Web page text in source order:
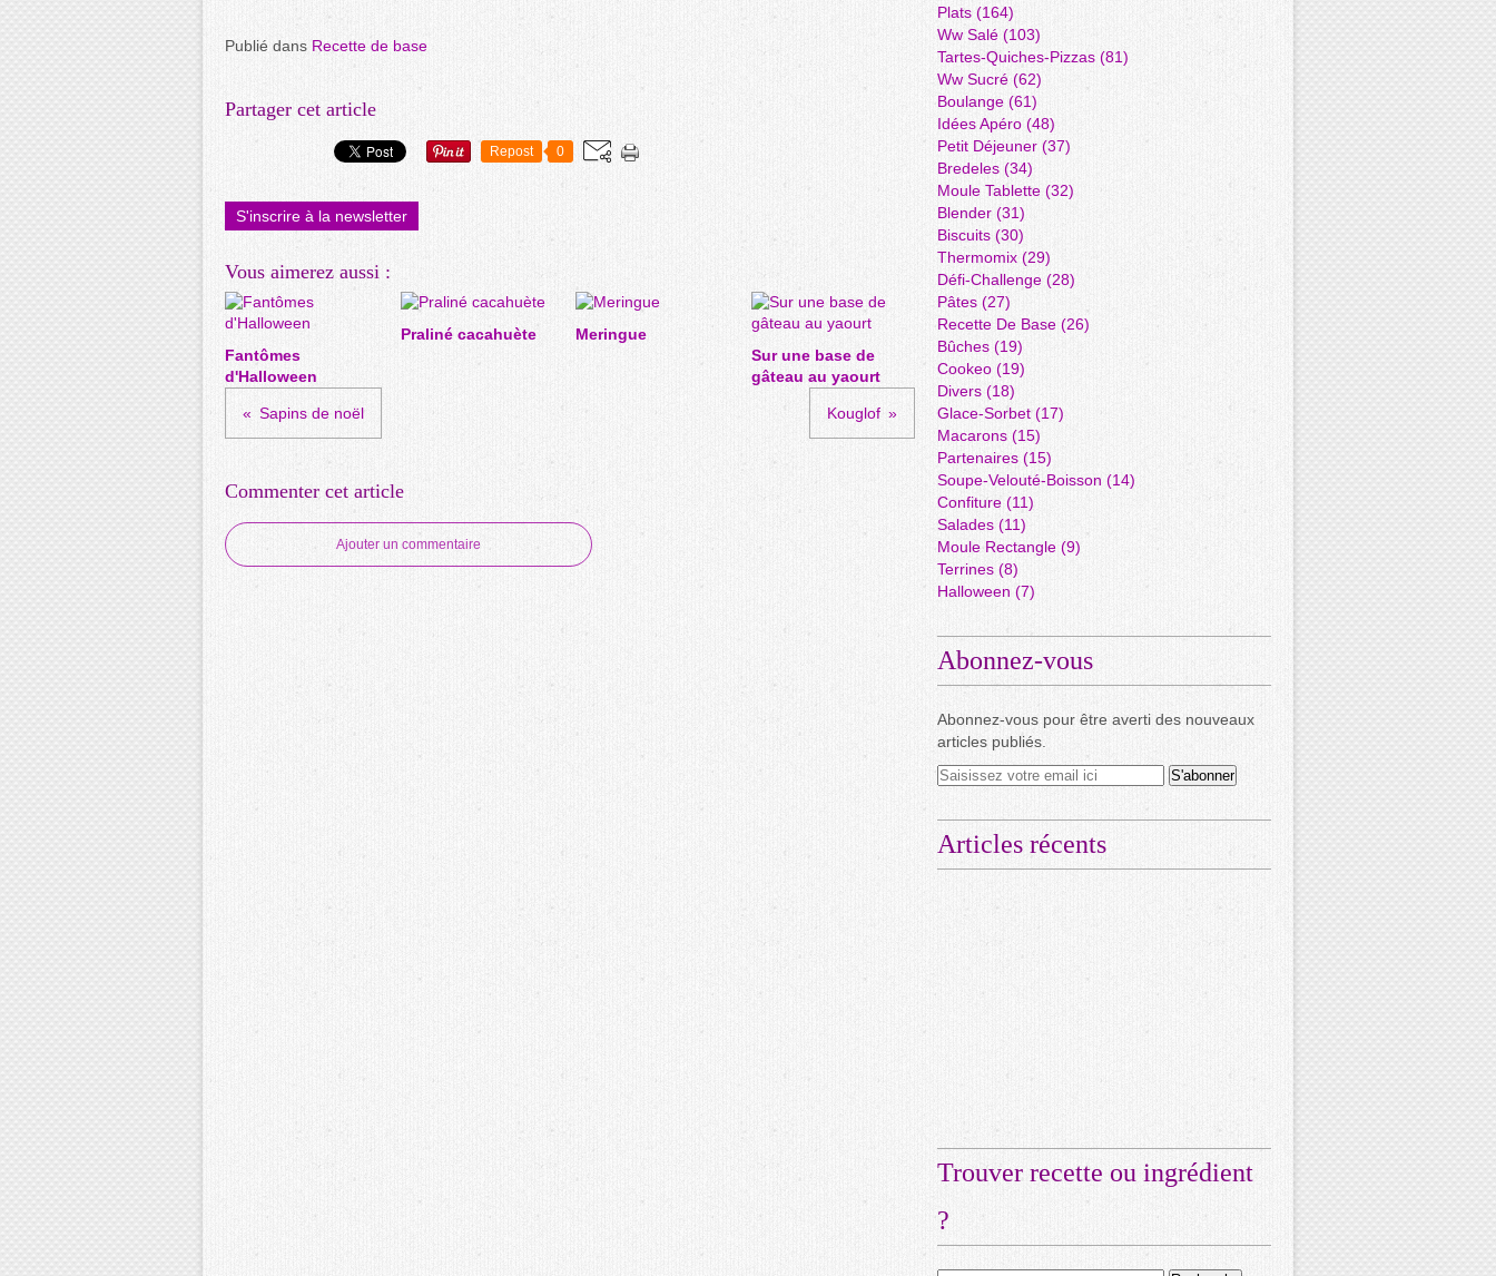
Publié dans Recette de base
Partager cet article
Repost 0
S'inscrire à la newsletter
Vous aimerez aussi :
Fantômes
d'Halloween
Praliné cacahuète
Meringue
Sur une base de
gâteau au yaourt
Sapins de noël Kouglof
Commenter cet article
Ajouter un commentaire
Plats (164)
Ww Salé (103)
Tartes-Quiches-Pizzas (81)
Ww Sucré (62)
Boulange (61)
Idées Apéro (48)
Petit Déjeuner (37)
Bredeles (34)
Moule Tablette (32)
Blender (31)
Biscuits (30)
Thermomix (29)
Défi-Challenge (28)
Pâtes (27)
Recette De Base (26)
Bûches (19)
Cookeo (19)
Divers (18)
Glace-Sorbet(17)
Macarons (15)
Partenaires (15)
Soupe-Velouté-Boisson (14)
Confiture (11)
Salades (11)
Moule Rectangle (9)
Terrines (8)
Halloween (7)
Abonnez-vous
Abonnez-vous pour être averti des nouveaux
articles publiés.
Articles récents
Trouver recette ou ingrédient
?